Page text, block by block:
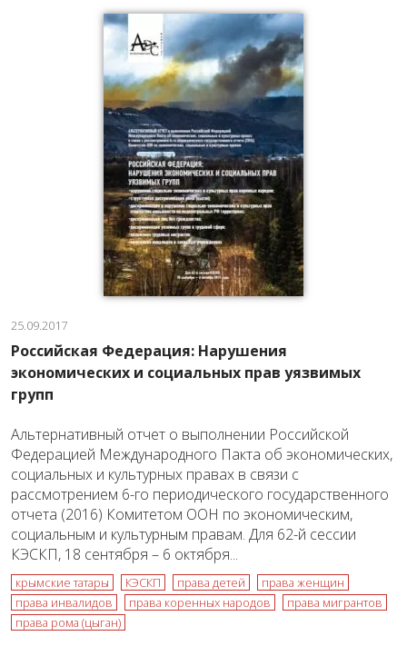
25.09.2017
Российская Федерация: Нарушения
экономических и социальных прав уязвимых
групп
Альтернативный отчет о выполнении Российской
Федерацией Международного Пакта об экономических,
социальных и культурных правах в связи с
рассмотрением 6-го периодического государственного
отчета (2016) Комитетом ООН по экономическим,
социальным и культурным правам. Для 62-й сессии
КЭСКП, 18 сентября – 6 октября...
крымские татары КЭСКП права детей
права женщин
права инвалидов
права коренных народов
права мигрантов
права рома (цыган)